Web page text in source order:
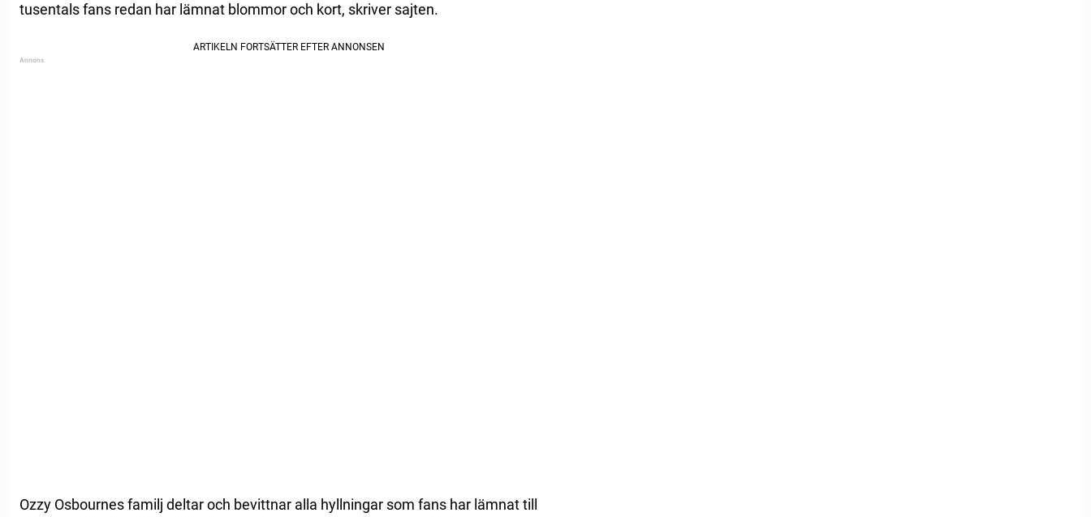
tusentals fans redan har lämnat blommor och kort, skriver sajten.
Ozzy Osbournes familj deltar och bevittnar alla hyllningar som fans har lämnat till